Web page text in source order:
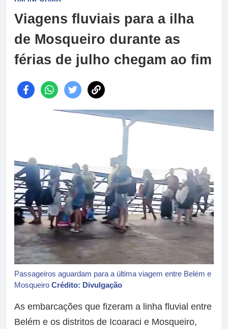
Viagens fluviais para a ilha
de Mosqueiro durante as
férias de julho chegam ao fim
Passageiros aguardam para a última viagem entre Belém e
Mosqueiro Crédito: Divulgação
As embarcações que fizeram a linha fluvial entre
Belém e os distritos de Icoaraci e Mosqueiro,